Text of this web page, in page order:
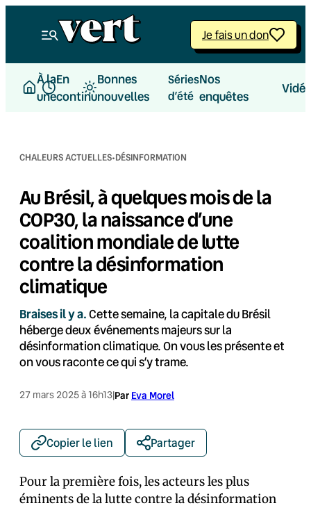
Je fais un don
À la
une
En
continu
Bonnes
nouvelles
Séries
d’été
Nos
enquêtes
CHALEURS ACTUELLES·DÉSINFORMATION
Au Brésil, à quelques mois de la
COP30, la naissance d’une
coalition mondiale de lutte
contre la désinformation
climatique
Braises il y a.Cette semaine, la capitale du Brésil
héberge deux événements majeurs sur la
désinformation climatique. On vous les présente et
on vous raconte ce qui s’y trame.
27 mars 2025 à 16h13|Par Eva Morel
Copier le lien Partager
Pour la première fois, les acteurs les plus
éminents de la lutte contre la désinformation